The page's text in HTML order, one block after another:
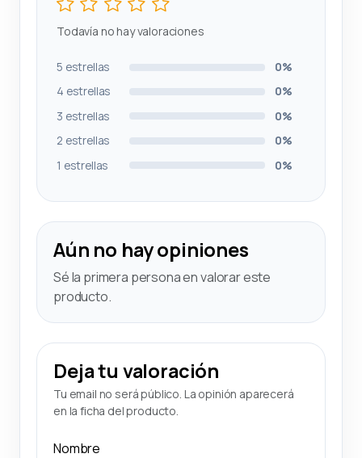
Todavía no hay valoraciones
5 estrellas
0%
4 estrellas
0%
3 estrellas
0%
2 estrellas
0%
1 estrellas
0%
Aún no hay opiniones
Sé la primera persona en valorar este
producto.
Deja tu valoración
Tu email no será público. La opinión aparecerá
en la ficha del producto.
Nombre